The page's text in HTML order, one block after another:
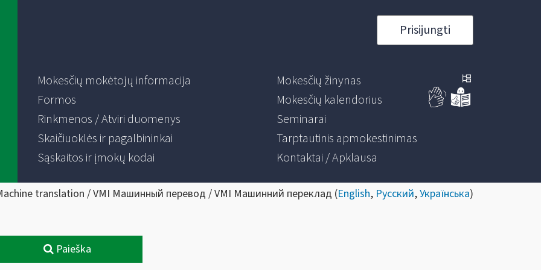
Prisijungti
Mokesčių mokėtojų informacija
Formos
Rinkmenos / Atviri duomenys
Skaičiuoklės ir pagalbininkai
Sąskaitos ir įmokų kodai
Mokesčių žinynas
Mokesčių kalendorius
Seminarai
Tarptautinis apmokestinimas
Kontaktai / Apklausa
translation / VMI Машинный перевод / VMI Машинний переклад (English, Русский,Українська)
Paieška